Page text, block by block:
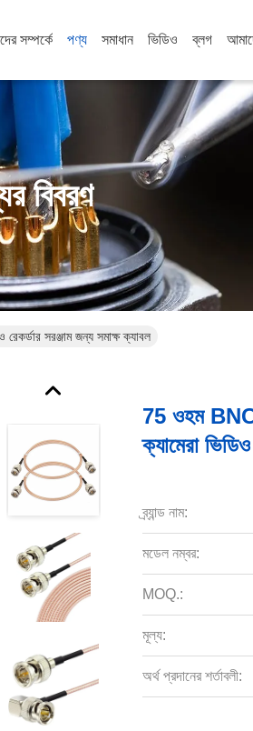
সম্পর্কে পণ্য সমাধান ভিডিও ব্লগ
বিবরণ
সরঞ্জাম জন্য সমাক্ষ ক্যাবল
75 ওহম
ক্যামেরা
ব্র্যান্ড নাম:
মডেল নম্বর:
MOQ.:
মূল্য:
অর্থ প্রদানের শর্তাবলী: